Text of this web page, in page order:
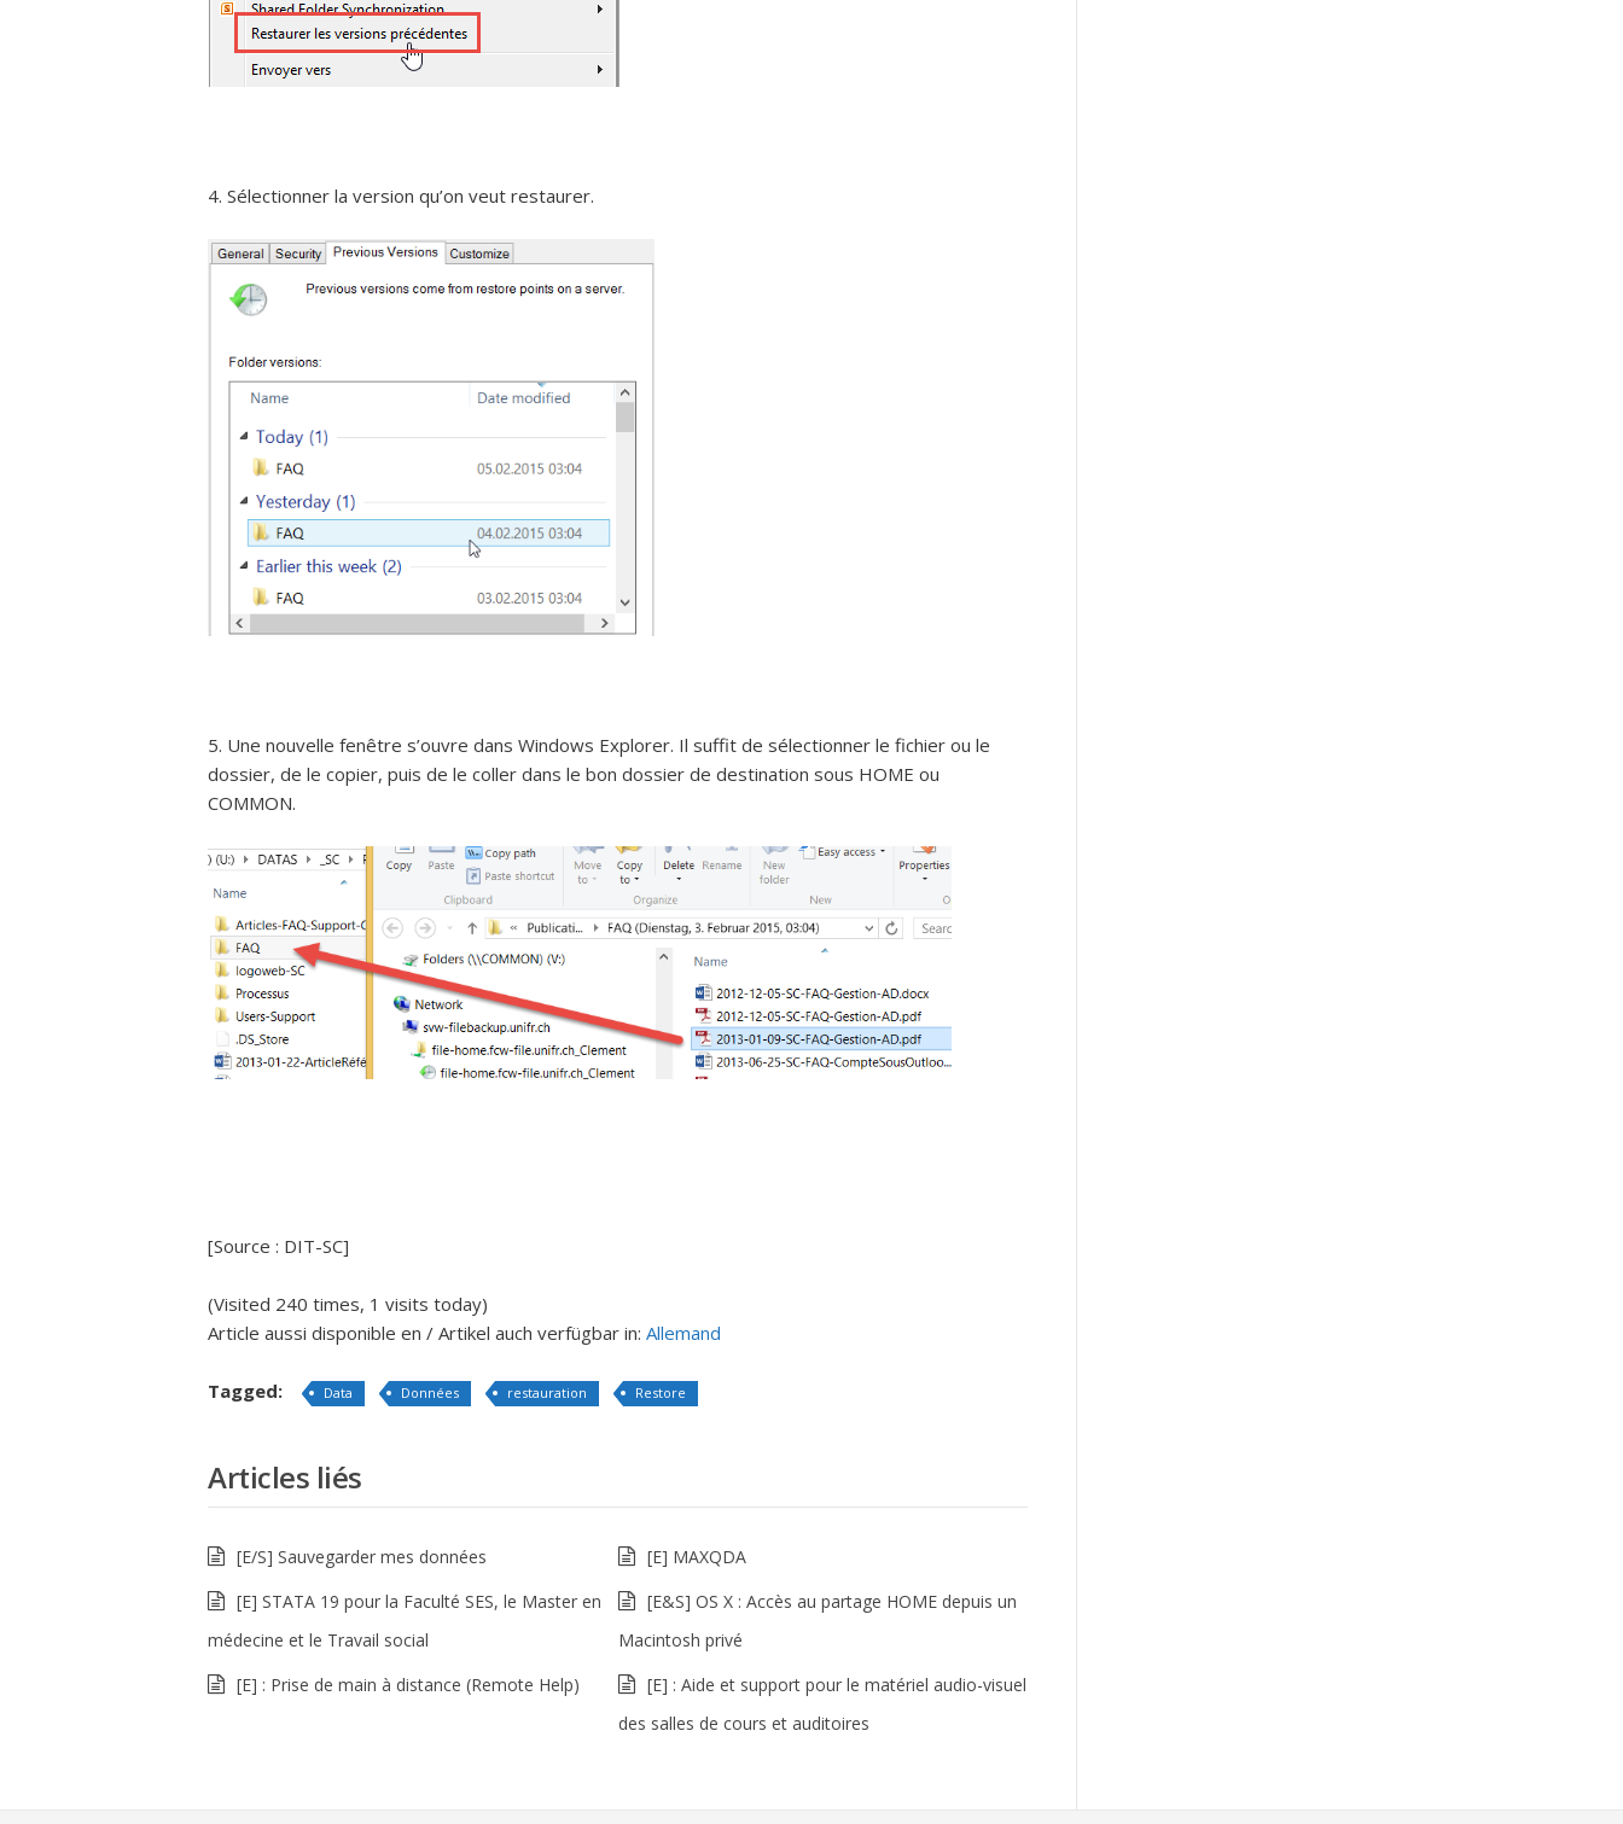
4. Sélectionner la version qu’on veut restaurer.
5. Une nouvelle fenêtre s’ouvre dans Windows Explorer. Il suffit de sélectionner le fichier ou le
dossier, de le copier, puis de le coller dans le bon dossier de destination sous HOME ou
COMMON.
[Source : DIT-SC]
(Visited 240 times, 1 visits today)
Article aussi disponible en / Artikel auch verfügbar in: Allemand
Tagged: Data Données restauration Restore
Articles liés
[E/S] Sauvegarder mes données
[E] MAXQDA
[E] STATA 19 pour la Faculté SES, le Master en
médecine et le Travail social
[E&S] OS X : Accès au partage HOME depuis un
Macintosh privé
[E] : Prise de main à distance (Remote Help)
[E] : Aide et support pour le matériel audio-visuel
des salles de cours et auditoires